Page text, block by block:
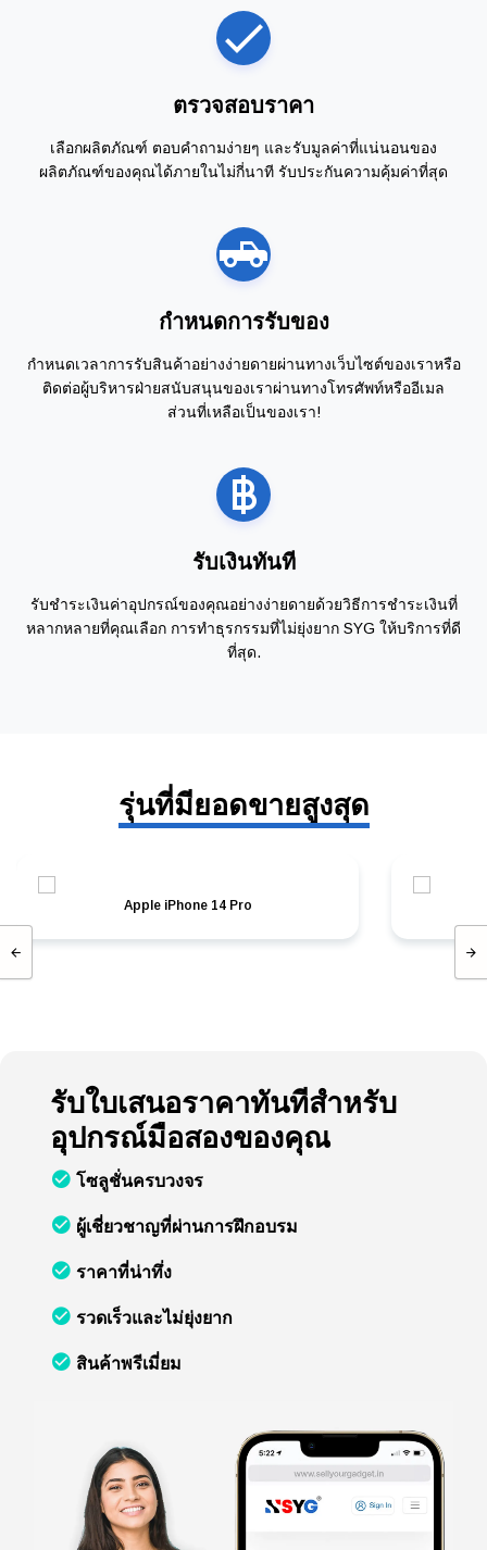
ตรวจสอบราคา
เลือกผลิตภัณฑ์ ตอบคำถามง่ายๆ และรับมูลค่าที่แน่นอนของ
ผลิตภัณฑ์ของคุณได้ภายในไม่กี่นาที รับประกันความคุ้มค่าที่สุด
กำหนดการรับของ
กำหนดเวลาการรับสินค้าอย่างง่ายดายผ่านทางเว็บไซต์ของเราหรือ
ติดต่อผู้บริหารฝ่ายสนับสนุนของเราผ่านทางโทรศัพท์หรืออีเมล
ส่วนที่เหลือเป็นของเรา!
รับเงินทันที
รับชำระเงินค่าอุปกรณ์ของคุณอย่างง่ายดายด้วยวิธีการชำระเงินที่
หลากหลายที่คุณเลือก การทำธุรกรรมที่ไม่ยุ่งยาก SYG ให้บริการที่ดี
ที่สุด.
รุ่นที่มียอดขายสูงสุด
Apple iPhone 14 Pro
รับใบเสนอราคาทันทีสำหรับ
อุปกรณ์มือสองของคุณ
โซลูชั่นครบวงจร
ผู้เชี่ยวชาญที่ผ่านการฝึกอบรม
ราคาที่น่าทึ่ง
รวดเร็วและไม่ยุ่งยาก
สินค้าพรีเมี่ยม